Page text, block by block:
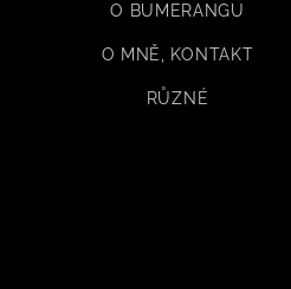
O BUMERANGU
O MNĚ, KONTAKT
RŮZNÉ